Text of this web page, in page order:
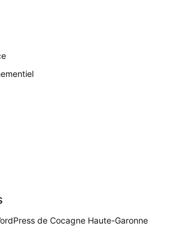
de Cocagne Haute-Garonne